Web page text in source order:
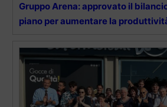
Gruppo Arena: approvato il
piano per aumentare la